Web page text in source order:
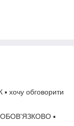
хочу обговорити
ОБОВ'ЯЗКОВО ▪